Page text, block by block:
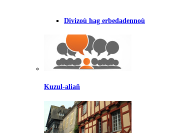
Divizoù hag erbedadennoù
Kuzul-aliañ